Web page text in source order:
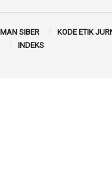
SIBER
KODE ETIK
INDEKS